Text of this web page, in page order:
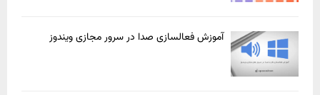
آموزش فعالسازی صدا در سرور مجازی ویندوز